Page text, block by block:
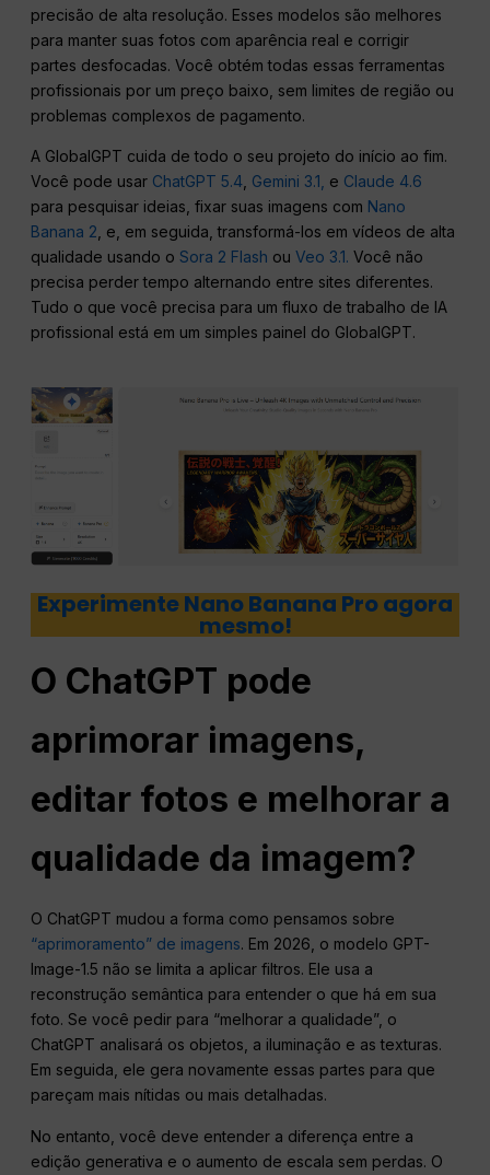
precisão de alta resolução. Esses modelos são melhores
para manter suas fotos com aparência real e corrigir
partes desfocadas. Você obtém todas essas ferramentas
profissionais por um preço baixo, sem limites de região ou
problemas complexos de pagamento.
A GlobalGPT cuida de todo o seu projeto do início ao fim.
Você pode usar ChatGPT 5.4 Gemini 3.1, e Claude 4.6
para pesquisar ideias, fixar suas imagens com Nano
Banana 2 , e, em seguida, transformá-los em vídeos de alta
qualidade usando oSora 2 Flash ou Veo 3.1.Você não
precisa perder tempo alternando entre sites diferentes.
Tudo o que você precisa para um fluxo de trabalho de IA
profissional está em um simples painel do GlobalGPT.
Experimente Nano Banana Pro agora
mesmo!
O ChatGPT pode
aprimorar imagens,
editar fotos e melhorar a
qualidade da imagem?
O ChatGPT mudou a forma como pensamos sobre
“aprimoramento” de imagens. Em 2026, o modelo GPT-
Image-1.5 não se limita a aplicar filtros. Ele usa a
reconstrução semântica para entender o que há em sua
foto. Se você pedir para “melhorar a qualidade”, o
ChatGPT analisará os objetos, a iluminação e as texturas.
Em seguida, ele gera novamente essas partes para que
pareçam mais nítidas ou mais detalhadas.
No entanto, você deve entender a diferença entre a
edição generativa e o aumento de escala sem perdas. O